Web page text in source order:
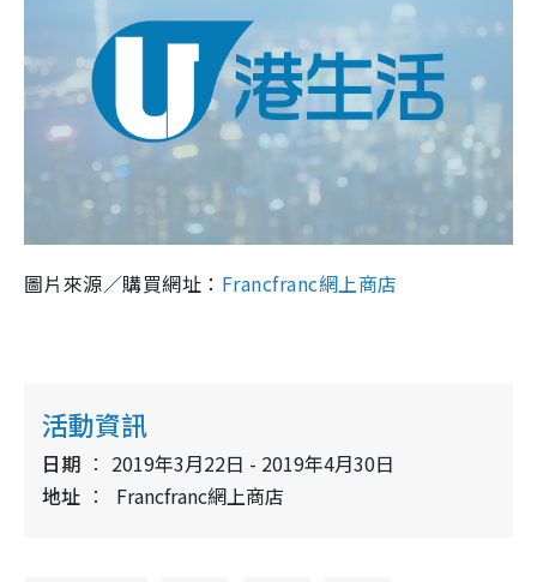
圖片來源／購買網址： Francfranc網上商店
活動資訊
日期
2019年3月22日 - 2019年4月30日
地址
Francfranc網上商店